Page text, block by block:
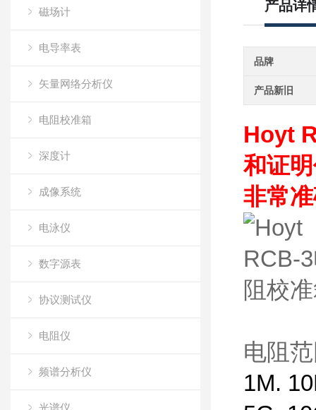
磁场计
电导率表
矢量网络分析仪
电阻校准箱
深度计
成像系统
电泳仪
数字源表
协议测试仪
电阻仪
频谱分析仪
光谱仪
产品详
品牌
产品新旧
Hoyt
和证
非常
电阻
1M.